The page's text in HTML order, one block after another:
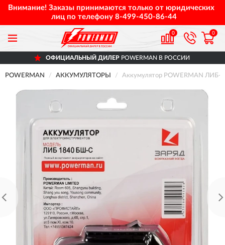
Внимание! Заказы принимаются только от юридических
лиц по телефону 8-499-450-86-44
0 0
ОФИЦИАЛЬНЫЙ ДИЛЕР POWERMAN В РОССИИ
POWERMAN АККУМУЛЯТОРЫ Аккумулятор POWERMAN ЛИБ-